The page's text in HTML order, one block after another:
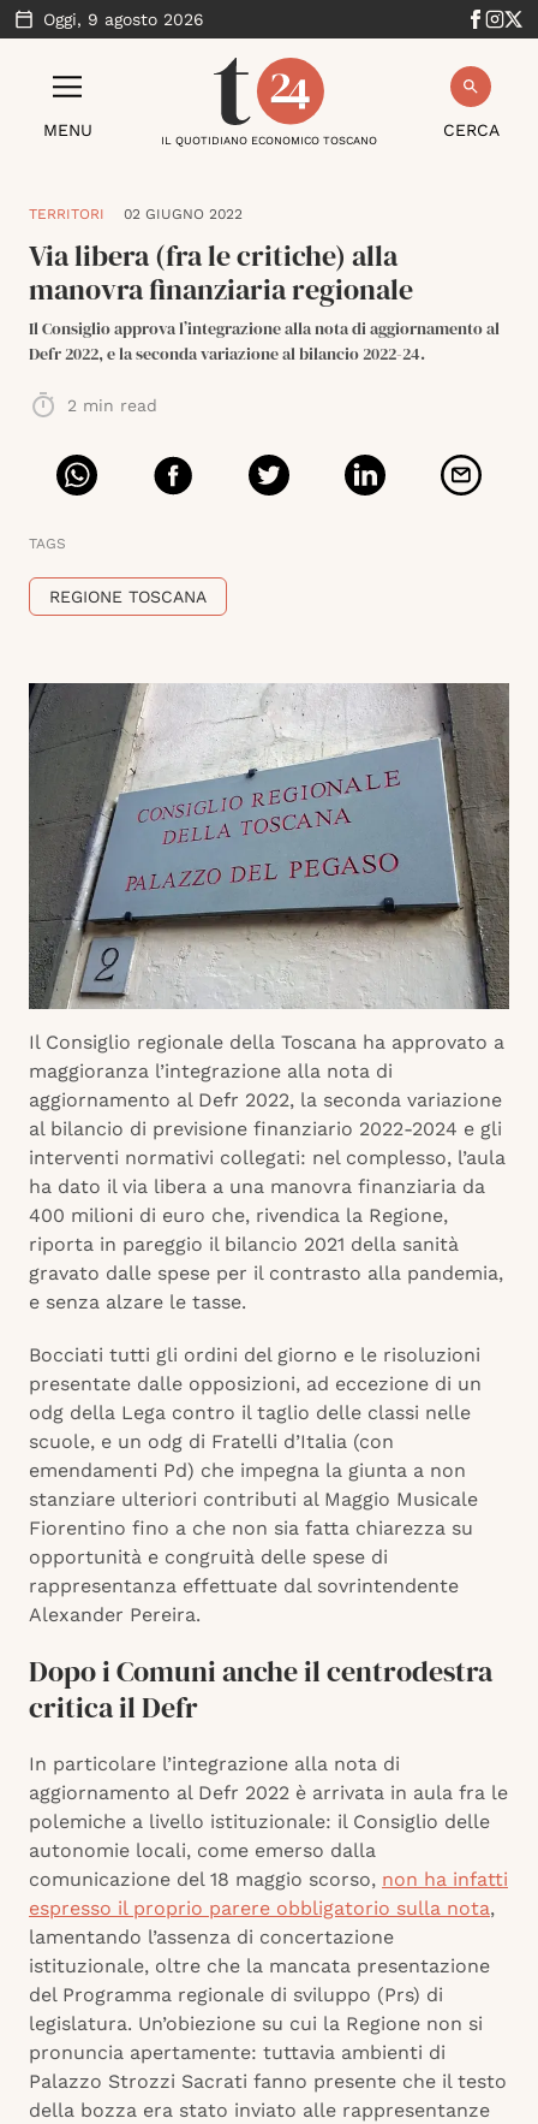
Oggi, 9 agosto 2026
MENU CERCA
IL QUOTIDIANO ECONOMICO TOSCANO
TERRITORI 02 GIUGNO 2022
Via libera (fra le critiche) alla
manovra finanziaria regionale
Il Consiglio approva l’integrazione alla nota di aggiornamento al
Defr 2022, e la seconda variazione al bilancio 2022-24.
2 min read
TAGS
REGIONE TOSCANA
Il Consiglio regionale della Toscana ha approvato a
maggioranza l’integrazione alla nota di
aggiornamento al Defr 2022, la seconda variazione
al bilancio di previsione finanziario 2022-2024 e gli
interventi normativi collegati: nel complesso, l’aula
ha dato il via libera a una manovra finanziaria da
400 milioni di euro che, rivendica la Regione,
riporta in pareggio il bilancio 2021 della sanità
gravato dalle spese per il contrasto alla pandemia,
e senza alzare le tasse.
Bocciati tutti gli ordini del giorno e le risoluzioni
presentate dalle opposizioni, ad eccezione di un
odg della Lega contro il taglio delle classi nelle
scuole, e un odg di Fratelli d’Italia (con
emendamenti Pd) che impegna la giunta a non
stanziare ulteriori contributi al Maggio Musicale
Fiorentino fino a che non sia fatta chiarezza su
opportunità e congruità delle spese di
rappresentanza effettuate dal sovrintendente
Alexander Pereira.
Dopo i Comuni anche il centrodestra
critica il Defr
In particolare l’integrazione alla nota di
aggiornamento al Defr 2022 è arrivata in aula fra le
polemiche a livello istituzionale: il Consiglio delle
autonomie locali, come emerso dalla
comunicazione del 18 maggio scorso, non ha infatti
espresso il proprio parere obbligatorio sulla nota,
lamentando l’assenza di concertazione
istituzionale, oltre che la mancata presentazione
del Programma regionale di sviluppo (Prs) di
legislatura. Un’obiezione su cui la Regione non si
pronuncia apertamente: tuttavia ambienti di
Palazzo Strozzi Sacrati fanno presente che il testo
della bozza era stato inviato alle rappresentanze